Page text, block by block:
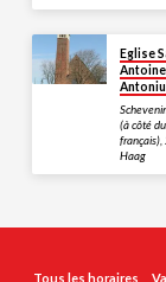
Eglise
(à côté
Haag
Tous les horaires